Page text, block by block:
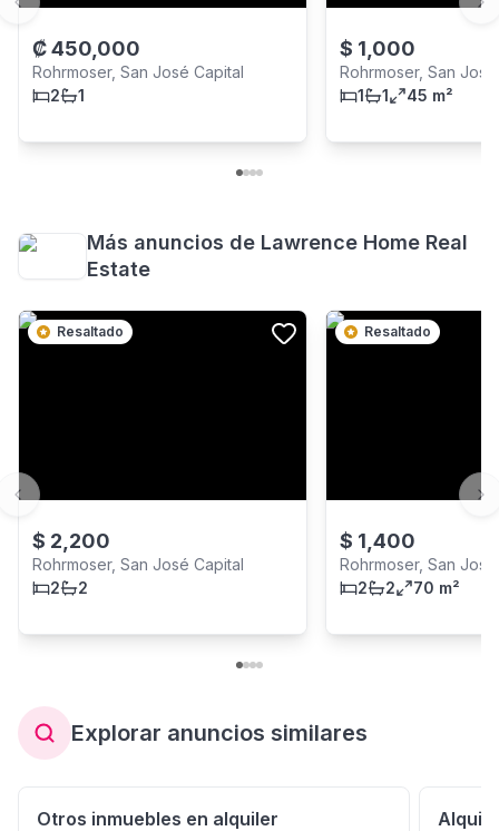
₡450,000
Rohrmoser, San José Capital
2
1
$ 1,000
Rohrmoser, San
1
1 45 m²
Previous slide
Más anuncios de Lawrence Home Real
Estate
Resaltado
$ 2,200
Rohrmoser, San José Capital
2
2
Resaltado
$ 1,400
Rohrmoser, San
2
2 70 m²
Previous slide
Explorar anuncios similares
Otros inmuebles en alquiler